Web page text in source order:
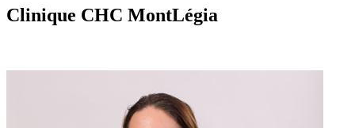
Clinique CHC MontLégia